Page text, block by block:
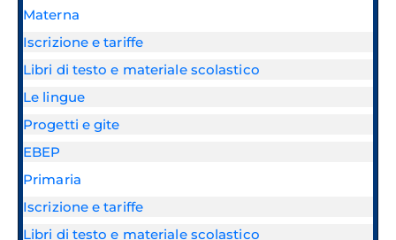
Materna
Iscrizione e tariffe
Libri di testo e materiale scolastico
Le lingue
Progetti e gite
EBEP
Primaria
Iscrizione e tariffe
Libri di testo e materiale scolastico